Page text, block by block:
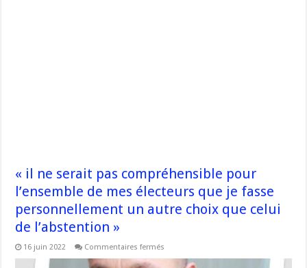
« il ne serait pas compréhensible pour
l’ensemble de mes électeurs que je fasse
personnellement un autre choix que celui
de l’abstention »
16 juin 2022 Commentaires fermés